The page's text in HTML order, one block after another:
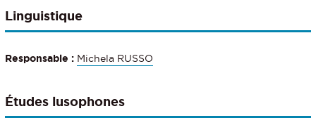
Linguistique
Responsable : Michela RUSSO
Études lusophones